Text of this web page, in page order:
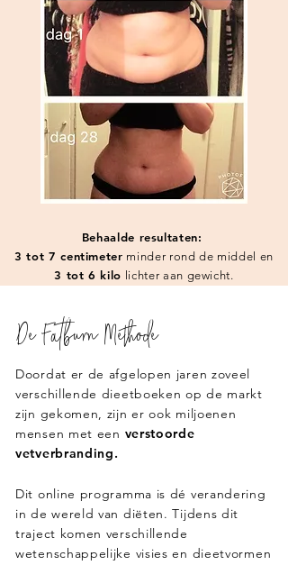
Behaalde resultaten:
3 tot 7 centimeter minder rond de middel en
3 tot 6 kilo lichter aan gewicht.
De Fatburn Methode
Doordat er de afgelopen jaren zoveel
verschillende dieetboeken op de markt
zijn gekomen, zijn er ook miljoenen
mensen met een verstoorde
vetverbranding.
Dit online programma is dé verandering
in de wereld van diëten. Tijdens dit
traject komen verschillende
wetenschappelijke visies en dieetvormen